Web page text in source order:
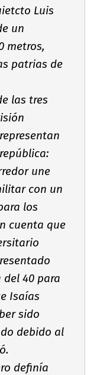
Luis
un
metros,
patrias de
las tres
une
con un
los
cuenta que
40 para
Isaí­as
sido
debido al
definí­a